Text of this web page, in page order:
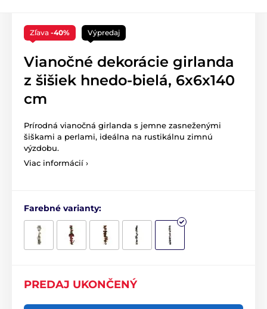
Zľava -40% Výpredaj
Vianočné dekorácie girlanda
z šišiek hnedo-bielá, 6x6x140
cm
Prírodná vianočná girlanda s jemne zasneženými
šiškami a perlami, ideálna na rustikálnu zimnú
výzdobu.
Viac informácií ›
Farebné varianty:
PREDAJ UKONČENÝ